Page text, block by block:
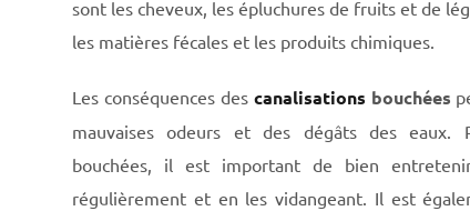
sont les cheveux, les épluchures de fruits et de
les matières fécales et les produits chimiques.
Les conséquences des canalisations bouchées
mauvaises odeurs et des dégâts des eaux.
bouchées, il est important de bien
régulièrement et en les vidangeant. Il est